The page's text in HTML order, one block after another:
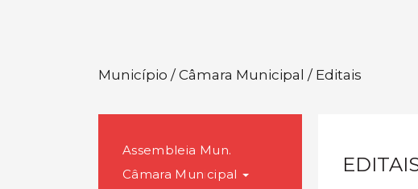
Município / Câmara Municipal / Editais
Assembleia Mun.
Câmara Municipal